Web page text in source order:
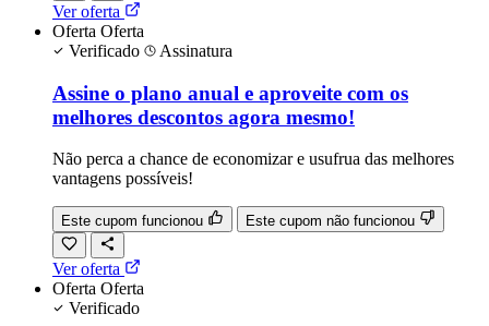
Ver oferta
Oferta Oferta
Verificado
Assinatura
Assine o plano anual e aproveite com os
melhores descontos agora mesmo!
Não perca a chance de economizar e usufrua das melhores
vantagens possíveis!
Este cupom funcionou Este cupom não funcionou
Ver oferta
Oferta Oferta
Verificado